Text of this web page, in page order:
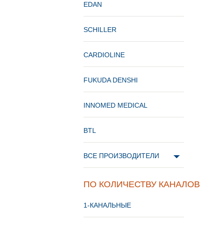
EDAN
SCHILLER
CARDIOLINE
FUKUDA DENSHI
INNOMED MEDICAL
BTL
ВСЕ ПРОИЗВОДИТЕЛИ
ПО КОЛИЧЕСТВУ КАНАЛОВ
1-КАНАЛЬНЫЕ